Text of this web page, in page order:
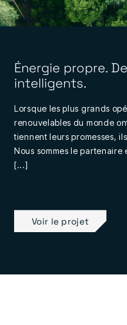
Énergie propre.
intelligents.
Lorsque les plus grands
renouvelables du monde
tiennent leurs promesses,
Nous sommes le
[...]
Voir le projet